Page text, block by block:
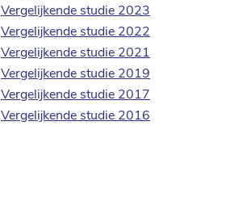
Vergelijkende studie 2023
Vergelijkende studie 2022
Vergelijkende studie 2021
Vergelijkende studie 2019
Vergelijkende studie 2017
Vergelijkende studie 2016